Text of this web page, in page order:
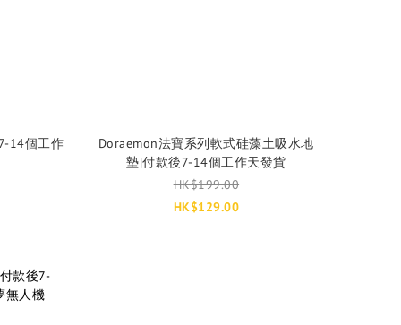
14個工作
Doraemon法寶系列軟式硅藻土吸水地
墊|付款後7-14個工作天發貨
HK$199.00
HK$129.00